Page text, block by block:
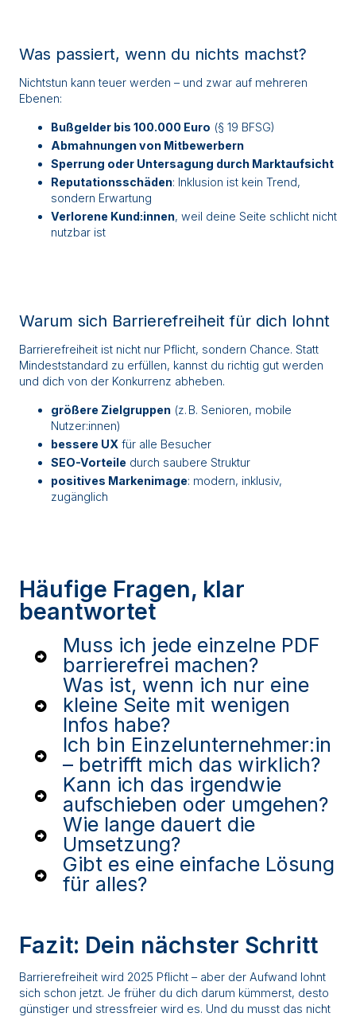
Was passiert, wenn du nichts machst?
Nichtstun kann teuer werden – und zwar auf mehreren
Ebenen:
Bußgelder bis 100.000 Euro (§ 19 BFSG)
Abmahnungen von Mitbewerbern
Sperrung oder Untersagung durch Marktaufsicht
Reputationsschäden: Inklusion ist kein Trend,
sondern Erwartung
Verlorene Kund:innen, weil deine Seite schlicht nicht
nutzbar ist
Warum sich Barrierefreiheit für dich lohnt
Barrierefreiheit ist nicht nur Pflicht, sondern Chance. Statt
Mindeststandard zu erfüllen, kannst du richtig gut werden
und dich von der Konkurrenz abheben.
größere Zielgruppen (z. B. Senioren, mobile
Nutzer:innen)
bessere UX für alle Besucher
SEO-Vorteile durch saubere Struktur
positives Markenimage: modern, inklusiv,
zugänglich
Häufige Fragen, klar
beantwortet
Muss ich jede einzelne PDF
barrierefrei machen?
Was ist, wenn ich nur eine
kleine Seite mit wenigen
Infos habe?
Ich bin Einzelunternehmer:in
– betrifft mich das wirklich?
Kann ich das irgendwie
aufschieben oder umgehen?
Wie lange dauert die
Umsetzung?
Gibt es eine einfache Lösung
für alles?
Fazit: Dein nächster Schritt
Barrierefreiheit wird 2025 Pflicht – aber der Aufwand lohnt
sich schon jetzt. Je früher du dich darum kümmerst, desto
günstiger und stressfreier wird es. Und du musst das nicht